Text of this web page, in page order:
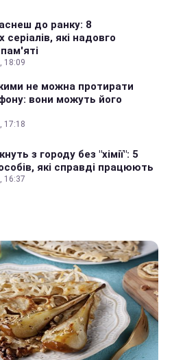
до ранку: 8
які надовго
18:09
не можна протирати
вони можуть його
17:18
з городу без "хімії": 5
які справді працюють
16:37